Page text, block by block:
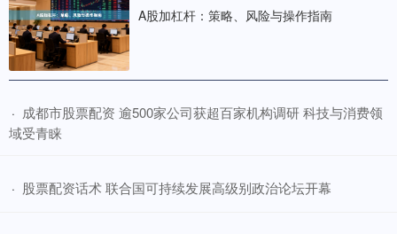
A股加杠杆：策略、风险与操作指南
· ​成都市股票配资 逾500家公司获超百家机构调研 科技与消费领
域受青睐
· ​股票配资话术 联合国可持续发展高级别政治论坛开幕